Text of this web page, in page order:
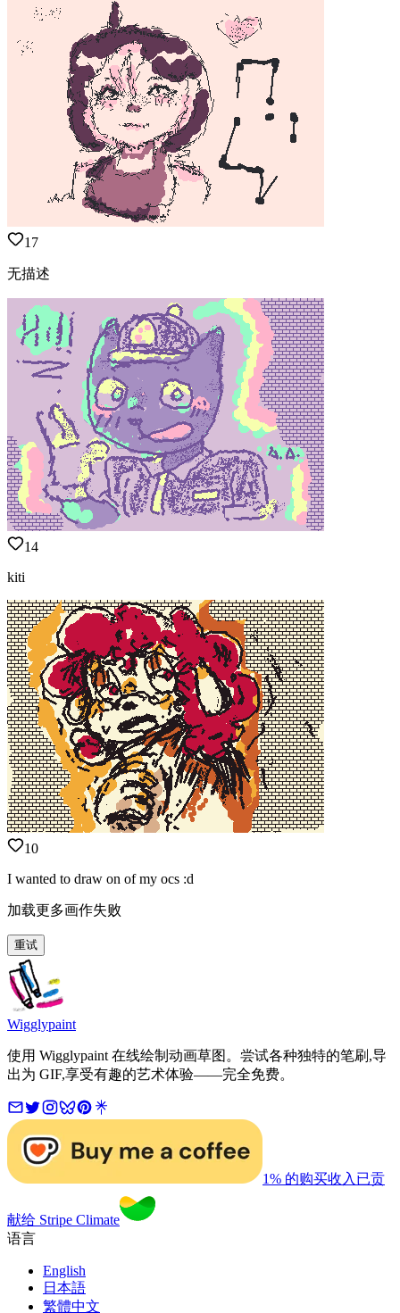
17
无描述
14
kiti
10
I wanted to draw on of my ocs :d
加载更多画作失败
重试
Wigglypaint
使用 Wigglypaint 在线绘制动画草图。尝试各种独特的笔刷,导
出为 GIF,享受有趣的艺术体验——完全免费。
1% 的购买收入已贡
献给 Stripe Climate
语言
English
日本語
繁體中文